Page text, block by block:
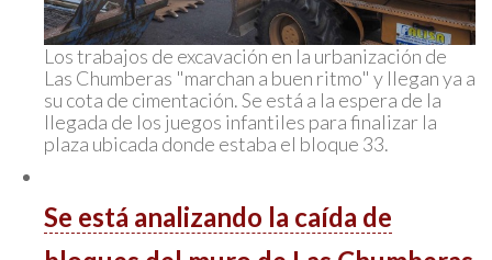
Los trabajos de excavación en la urbanización de
Las Chumberas "marchan a buen ritmo" y llegan ya a
su cota de cimentación. Se está a la espera de la
llegada de los juegos infantiles para finalizar la
plaza ubicada donde estaba el bloque 33.
Se está analizando la caída de